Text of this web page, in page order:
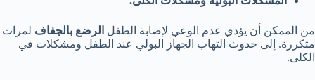
من الممكن أن يؤدي عدم الوعي لإصابة الطفل الرضع بالجفاف لمرات
متكررة. إلى حدوث التهاب الجهاز البولي عند الطفل ومشكلات في
الكلى.